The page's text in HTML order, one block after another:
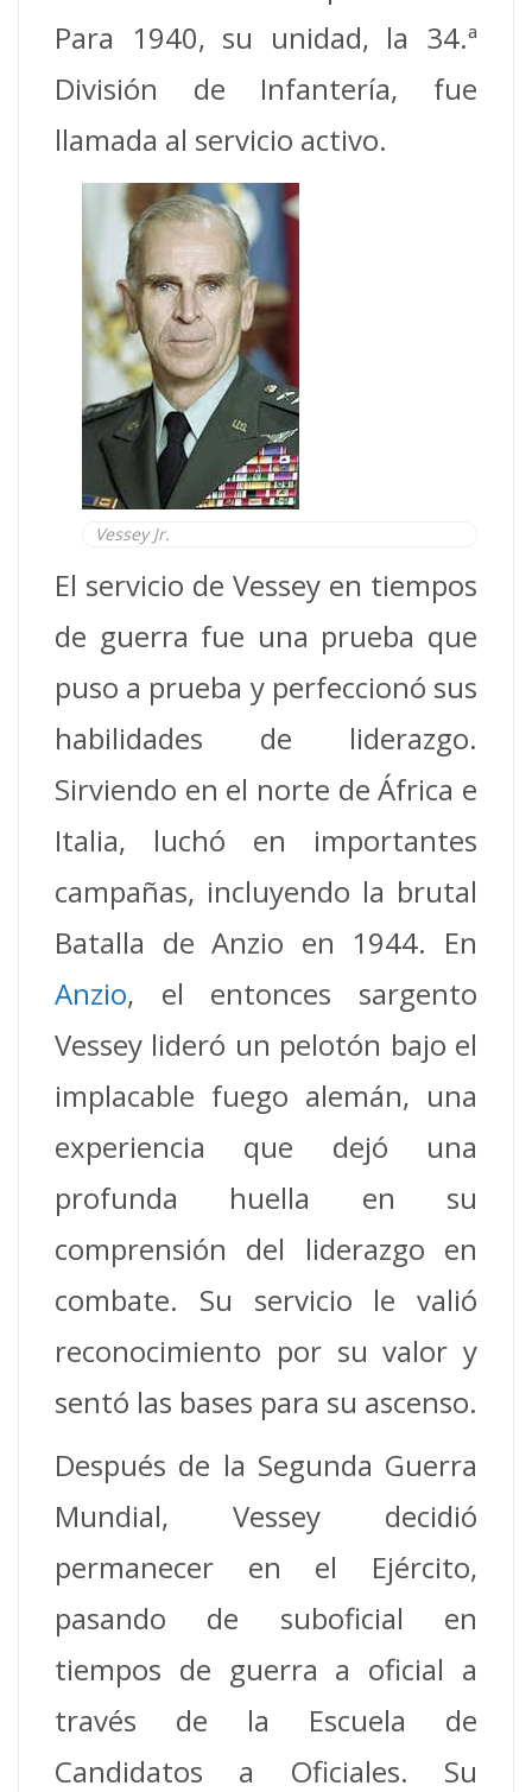
Para 1940, su unidad, la 34.ª
División de Infantería, fue
llamada al servicio activo.
Vessey Jr.
El servicio de Vessey en tiempos
de guerra fue una prueba que
puso a prueba y perfeccionó sus
habilidades de liderazgo.
Sirviendo en el norte de África e
Italia, luchó en importantes
campañas, incluyendo la brutal
Batalla de Anzio en 1944. En
Anzio, el entonces sargento
Vessey lideró un pelotón bajo el
implacable fuego alemán, una
experiencia que dejó una
profunda huella en su
comprensión del liderazgo en
combate. Su servicio le valió
reconocimiento por su valor y
sentó las bases para su ascenso.
Después de la Segunda Guerra
Mundial, Vessey decidió
permanecer en el Ejército,
pasando de suboficial en
tiempos de guerra a oficial a
través de la Escuela de
Candidatos a Oficiales. Su